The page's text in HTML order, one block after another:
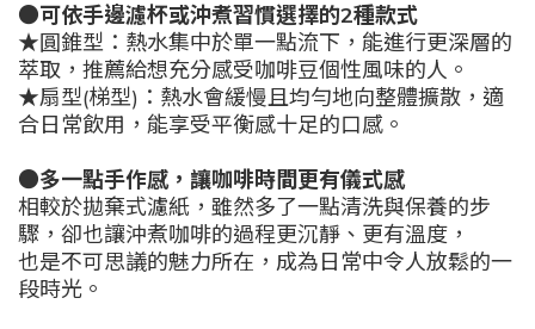
●可依手邊濾杯或沖煮習慣選擇的2種款式
★圓錐型：熱水集中於單一點流下，能進行更深層的
萃取，推薦給想充分感受咖啡豆個性風味的人。
★扇型(梯型)：熱水會緩慢且均勻地向整體擴散，適
合日常飲用，能享受平衡感十足的口感。
●多一點手作感，讓咖啡時間更有儀式感
相較於拋棄式濾紙，雖然多了一點清洗與保養的步
驟，卻也讓沖煮咖啡的過程更沉靜、更有溫度，
也是不可思議的魅力所在，成為日常中令人放鬆的一
段時光。